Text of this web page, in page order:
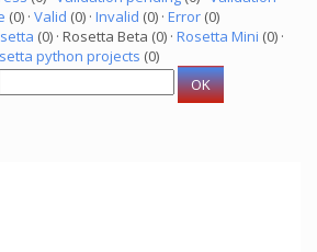
(0) · Valid (0) · Invalid (0) · Error (0)
(0) · Rosetta Beta (0) · Rosetta Mini (0) ·
python projects (0)